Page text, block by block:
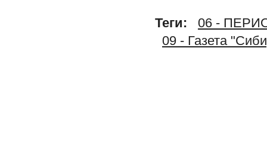
Теги:
06 -
09 - Газета